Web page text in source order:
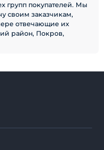
групп покупателей. Мы
своим заказчикам,
отвечающие их
район, Покров,